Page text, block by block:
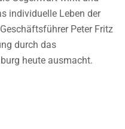
individuelle Leben der
Peter Fritz
durch das
heute ausmacht.